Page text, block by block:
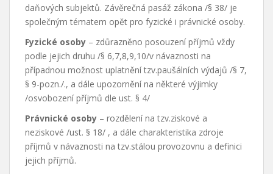
daňových subjektů. Závěrečná pasáž zákona /§ 38/ je
společným tématem opět pro fyzické i právnické osoby.
Fyzické osoby – zdůrazněno posouzení příjmů vždy
podle jejich druhu /§ 6,7,8,9,10/v návaznosti na
případnou možnost uplatnění tzv.paušálních výdajů /§ 7,
§ 9-pozn./., a dále upozornění na některé výjimky
/osvobození příjmů dle ust. § 4/
Právnické osoby – rozdělení na tzv.ziskové a
neziskové /ust. § 18/ , a dále charakteristika zdroje
příjmů v návaznosti na tzv.stálou provozovnu a definici
jejich příjmů.